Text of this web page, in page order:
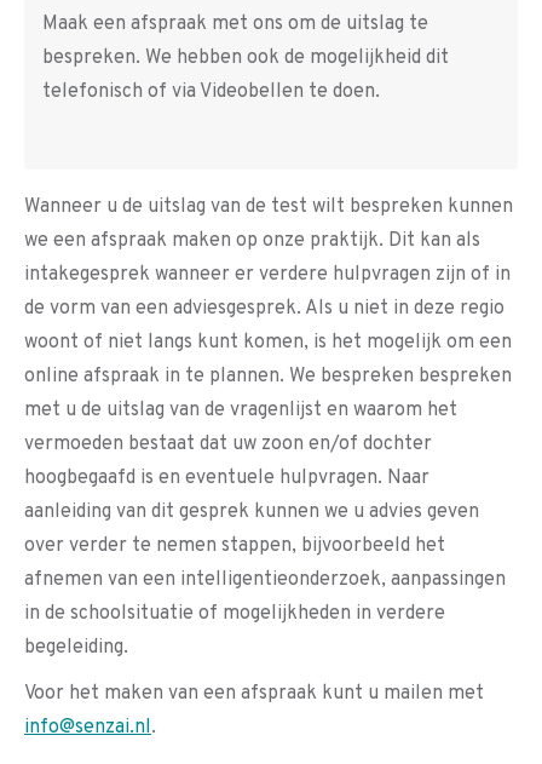
Maak een afspraak met ons om de uitslag te
bespreken. We hebben ook de mogelijkheid dit
telefonisch of via Videobellen te doen.
Wanneer u de uitslag van de test wilt bespreken kunnen
we een afspraak maken op onze praktijk. Dit kan als
intakegesprek wanneer er verdere hulpvragen zijn of in
de vorm van een adviesgesprek. Als u niet in deze regio
woont of niet langs kunt komen, is het mogelijk om een
online afspraak in te plannen. We bespreken bespreken
met u de uitslag van de vragenlijst en waarom het
vermoeden bestaat dat uw zoon en/of dochter
hoogbegaafd is en eventuele hulpvragen. Naar
aanleiding van dit gesprek kunnen we u advies geven
over verder te nemen stappen, bijvoorbeeld het
afnemen van een intelligentieonderzoek, aanpassingen
in de schoolsituatie of mogelijkheden in verdere
begeleiding.
Voor het maken van een afspraak kunt u mailen met
info@senzai.nl.